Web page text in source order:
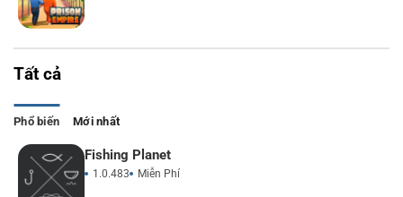
Tất cả
Phổ biến Mới nhất
Fishing Planet
1.0.483 Miễn Phí